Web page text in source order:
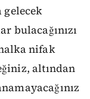
gelecek
bulacağınızı
nifak
altından